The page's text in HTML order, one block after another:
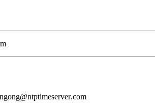
ntptimeserver.com